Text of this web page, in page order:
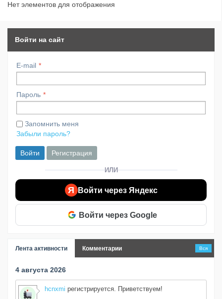
Нет элементов для отображения
Войти на сайт
E-mail
Пароль
Запомнить меня
Забыли пароль?
Войти Регистрация
ИЛИ
Я Войти через Яндекс
Войти через Google
Лента активности Комментарии Вся
4 августа 2026
hcnxmi регистрируется. Приветствуем!